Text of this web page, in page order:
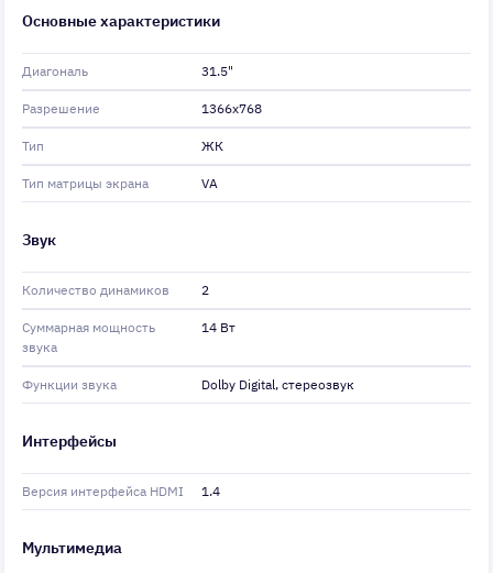
Основные характеристики
Диагональ 31.5"
Разрешение 1366x768
Тип ЖК
Тип матрицы экрана VA
Звук
Количество динамиков 2
Суммарная мощность
звука
14 Вт
Функции звука Dolby Digital, стереозвук
Интерфейсы
Версия интерфейса HDMI 1.4
Мультимедиа